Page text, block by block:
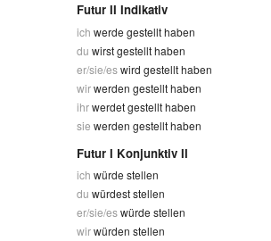
Futur II Indikativ
ich werde gestellt haben
du wirst gestellt haben
er/sie/eswird gestellt haben
wirwerden gestellt haben
ihrwerdet gestellt haben
sie werden gestellt haben
Futur I Konjunktiv II
ich würde stellen
du würdest stellen
er/sie/eswürde stellen
wirwürden stellen